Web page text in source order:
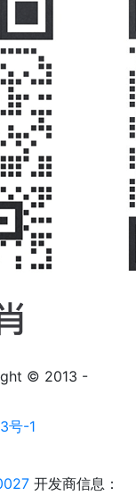
© 2013 -
号-1
开发商信息：